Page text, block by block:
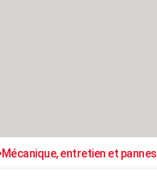
Mécanique, entretien et pannes